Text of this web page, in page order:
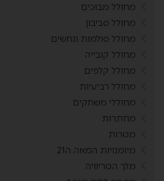
מחולל מבוכים
מחולל סביבון
מחולל סולמות ונחשים
מחולל קובייה
מחולל קלפים
מחולל רביעיות
מחוללי משחקים
מחתרות
מטרות
מיומנויות המאה ה21
מלך הטריוויה